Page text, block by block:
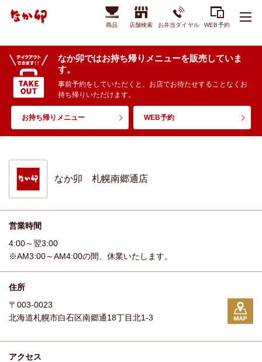
商品 店舗検索 お弁当ダイヤル WEB予約
なか卯ではお持ち帰りメニューを販売していま
す。
事前予約をしていただくと、お店でお待たせすることなくお
持ち帰りいただけます。
お持ち帰りメニュー WEB予約
なか卯 札幌南郷通店
営業時間
4:00～翌3:00
※AM3:00～AM4:00の間、休業いたします。
住所
〒003-0023
北海道札幌市白石区南郷通18丁目北1-3
アクセス